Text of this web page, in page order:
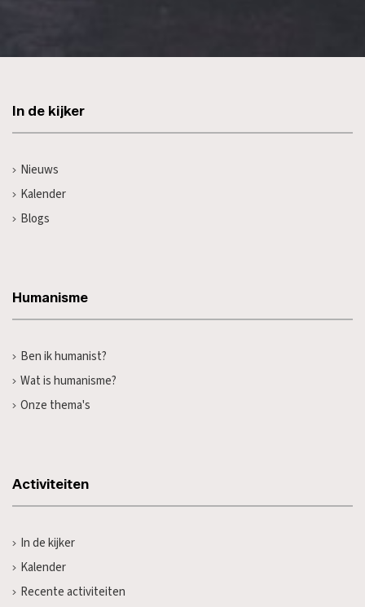
In de kijker
Nieuws
Kalender
Blogs
Humanisme
Ben ik humanist?
Wat is humanisme?
Onze thema's
Activiteiten
In de kijker
Kalender
Recente activiteiten